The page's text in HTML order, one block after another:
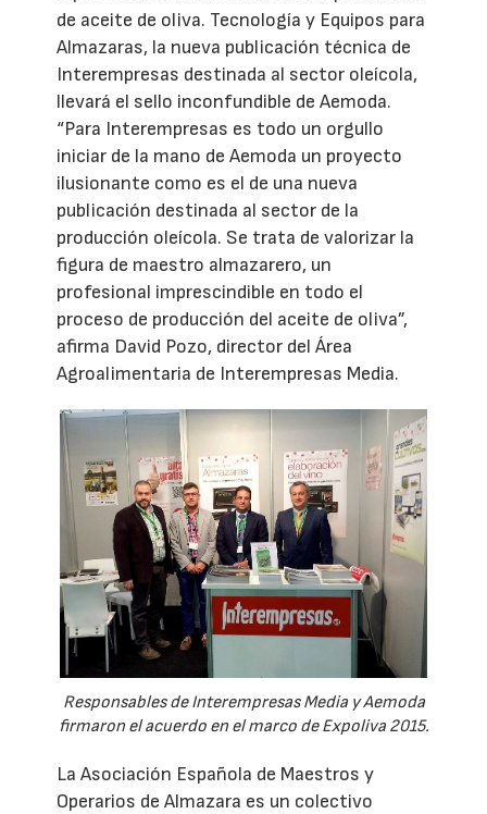
de aceite de oliva. Tecnología y Equipos para
Almazaras, la nueva publicación técnica de
Interempresas destinada al sector oleícola,
llevará el sello inconfundible de Aemoda.
“Para Interempresas es todo un orgullo
iniciar de la mano de Aemoda un proyecto
ilusionante como es el de una nueva
publicación destinada al sector de la
producción oleícola. Se trata de valorizar la
figura de maestro almazarero, un
profesional imprescindible en todo el
proceso de producción del aceite de oliva”,
afirma David Pozo, director del Área
Agroalimentaria de Interempresas Media.
Responsables de Interempresas Media y Aemoda
firmaron el acuerdo en el marco de Expoliva 2015.
La Asociación Española de Maestros y
Operarios de Almazara es un colectivo